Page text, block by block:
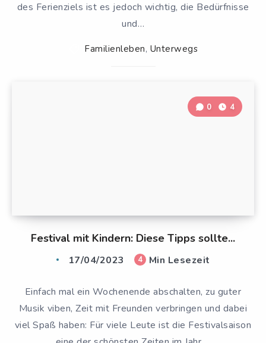
des Ferienziels ist es jedoch wichtig, die Bedürfnisse
und…
Familienleben, Unterwegs
Festival mit Kindern: Diese Tipps sollte...
0 4
17/04/2023 4 Min Lesezeit
Einfach mal ein Wochenende abschalten, zu guter
Musik viben, Zeit mit Freunden verbringen und dabei
viel Spaß haben: Für viele Leute ist die Festivalsaison